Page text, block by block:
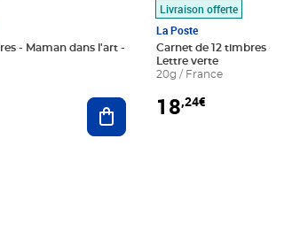
- Maman dans l'art -
Ajouter au panier
Livraison offerte
La Poste
Carnet de 12 timbres - Le
Lettre verte
20g / France
18,24€